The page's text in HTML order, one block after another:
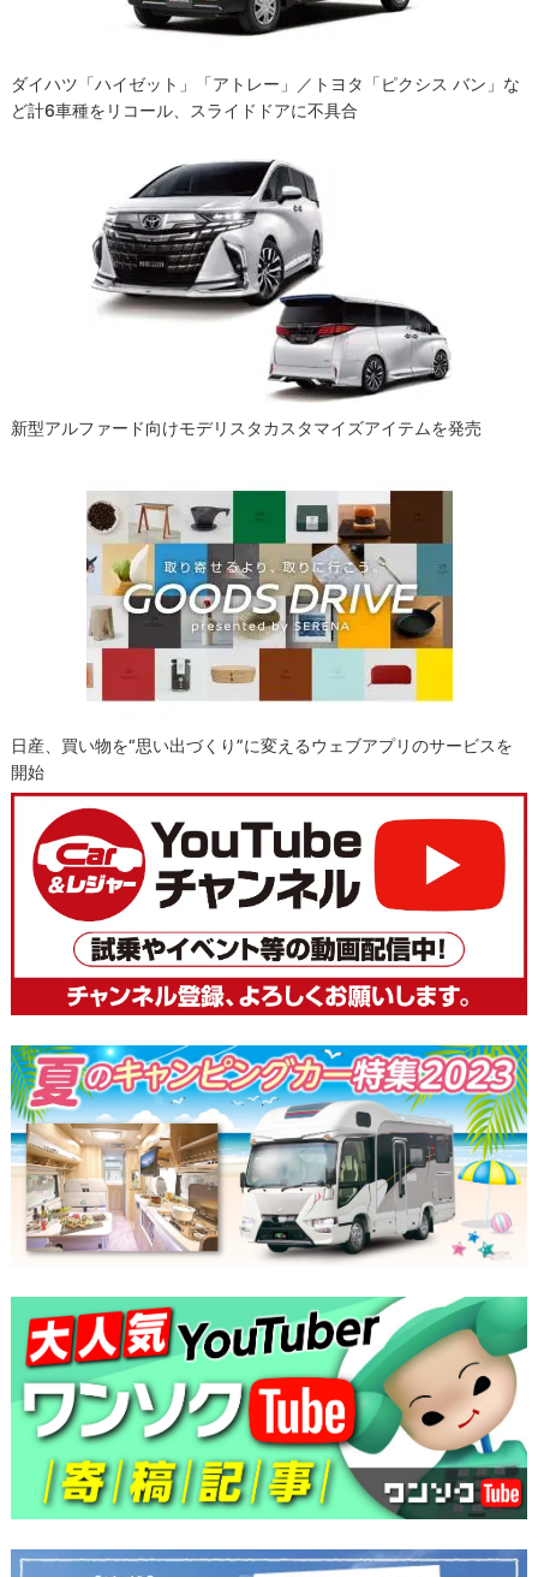
ダイハツ「ハイゼット」「アトレー」／トヨタ「ピクシス バン」な
ど計6車種をリコール、スライドドアに不具合
新型アルファード向けモデリスタカスタマイズアイテムを発売
日産、買い物を“思い出づくり”に変えるウェブアプリのサービスを
開始